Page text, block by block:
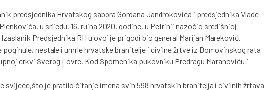
predsjednika Hrvatskog sabora Gordana Jandrokovića i predsjednika Vlade
u srijedu, 16. rujna 2020. godine, u Petrinji nazočio središnjoj
Predsjednika RH u ovoj je prigodi bio general Marijan Mareković.
poginule, nestale i umrle hrvatske branitelje i civilne žrtve iz Domovinskog rata
crkvi Svetog Lovre. Kod Spomenika pukovniku Predragu Matanoviću i
svijeće,što je pratilo čitanje imena svih 598 hrvatskih branitelja i civilnih žrtava